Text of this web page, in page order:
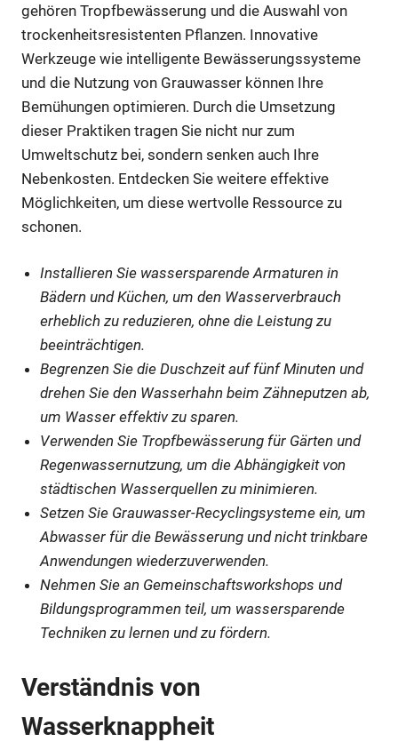
gehören Tropfbewässerung und die Auswahl von
trockenheitsresistenten Pflanzen. Innovative
Werkzeuge wie intelligente Bewässerungssysteme
und die Nutzung von Grauwasser können Ihre
Bemühungen optimieren. Durch die Umsetzung
dieser Praktiken tragen Sie nicht nur zum
Umweltschutz bei, sondern senken auch Ihre
Nebenkosten. Entdecken Sie weitere effektive
Möglichkeiten, um diese wertvolle Ressource zu
schonen.
Installieren Sie wassersparende Armaturen in
Bädern und Küchen, um den Wasserverbrauch
erheblich zu reduzieren, ohne die Leistung zu
beeinträchtigen.
Begrenzen Sie die Duschzeit auf fünf Minuten und
drehen Sie den Wasserhahn beim Zähneputzen ab,
um Wasser effektiv zu sparen.
Verwenden Sie Tropfbewässerung für Gärten und
Regenwassernutzung, um die Abhängigkeit von
städtischen Wasserquellen zu minimieren.
Setzen Sie Grauwasser-Recyclingsysteme ein, um
Abwasser für die Bewässerung und nicht trinkbare
Anwendungen wiederzuverwenden.
Nehmen Sie an Gemeinschaftsworkshops und
Bildungsprogrammen teil, um wassersparende
Techniken zu lernen und zu fördern.
Verständnis von
Wasserknappheit